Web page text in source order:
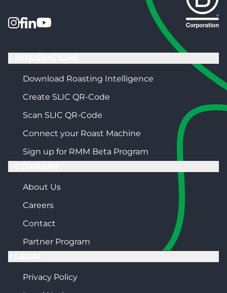
Download Roasting Intelligence
Create SLIC QR-Code
Scan SLIC QR-Code
Connect your Roast Machine
Sign up for RMM Beta Program
About Us
Careers
Contact
Partner Program
Privacy Policy